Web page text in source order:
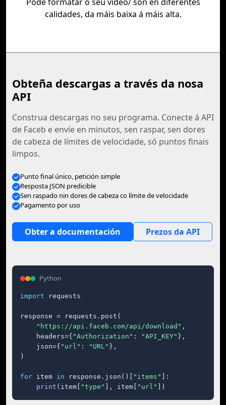
calidades, da máis baixa á máis alta.
Obteña descargas a través da nosa
API
Construa descargas no seu programa. Conecte á API
de Faceb e envíe en minutos, sen raspar, sen dores
de cabeza de límites de velocidade, só puntos finais
limpos.
Punto final único, petición simple
Resposta JSON predicible
Sen raspado nin dores de cabeza co límite de velocidade
Pagamento por uso
Obter a documentación Prezos da API
Python
import requests
response = requests.post(
"https://api.faceb.com/api/download" ,
    headers={
"Authorization" : "API_KEY" },
    json={
"url" : "URL" },
)
for item in response.json()[ "items"
]:
print (item[ "type" ], item[ "url" ])